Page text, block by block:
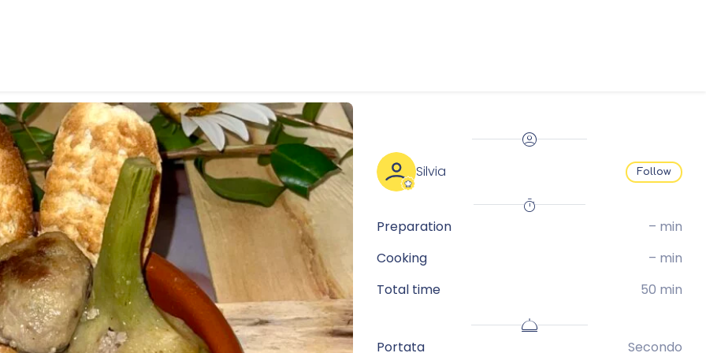
Silvia Follow
Preparation
– min
Cooking
– min
Total time
50 min
Portata
Secondo